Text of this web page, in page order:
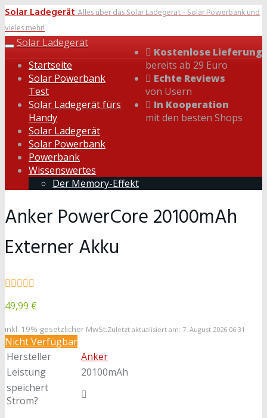
Skip
to
main
content
Solar LadegerätAlles über das Solar Ladegerät - Solar Powerbank und
vieles mehr!
Kostenlose Lieferung
bereits ab 29 Euro
Echte Reviews
von Usern
In Kooperation
mit den besten Shops
Toggle
navigation
Solar Ladegerät
Startseite
Solar Powerbank
Test
Solar Ladegerät fürs
Handy
Solar Ladegerät
Solar Powerbank
Powerbank
Wissenswertes
Der Memory-Effekt
Anker PowerCore 20100mAh
Externer Akku
49,99 €
inkl. 19% gesetzlicher MwSt.Zuletzt aktualisiert am: 7. August 2026 06:31
Nicht Verfügbar
Hersteller
Anker
Leistung
20100mAh
speichert
Strom?